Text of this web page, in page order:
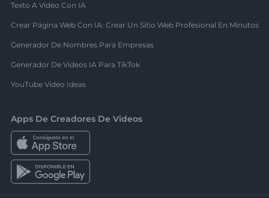
Texto A Video Con IA
Crear Página Web Con IA: Crear Un Sitio Web Profesional En Minutos
Generador De Nombres Para Empresas
Generador De Videos IA Para TikTok
YouTube Video Ideas
Apps De Creadores De Videos